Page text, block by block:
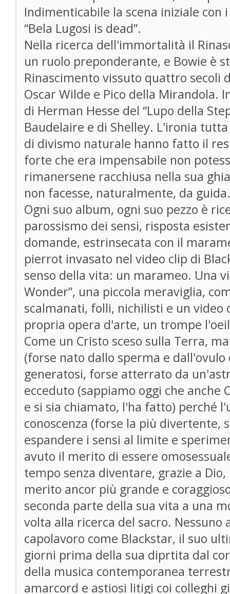
Indimenticabile la scena iniziale con
“Bela Lugosi is dead”.
Nella ricerca dell'immortalità il
un ruolo preponderante, e Bowie è
Rinascimento vissuto quattro secoli
Oscar Wilde e Pico della Mirandola.
di Herman Hesse del “Lupo della
Baudelaire e di Shelley. L'ironia
di divismo naturale hanno fatto il
forte che era impensabile non
rimanersene racchiusa nella sua
non facesse, naturalmente, da guida.
Ogni suo album, ogni suo pezzo è
parossismo dei sensi, risposta
domande, estrinsecata con il
pierrot invasato nel video clip di
senso della vita: un marameo. Una
Wonder”, una piccola meraviglia,
scalmanati, folli, nichilisti e un video
propria opera d'arte, un trompe
Come un Cristo sceso sulla Terra,
(forse nato dallo sperma e
generatosi, forse atterrato da
ecceduto (sappiamo oggi che anche
e si sia chiamato, l'ha fatto) perché
conoscenza (forse la più divertente,
espandere i sensi al limite e
avuto il merito di essere
tempo senza diventare, grazie a
merito ancor più grande e
seconda parte della sua vita a una
volta alla ricerca del sacro. Nessuno
capolavoro come Blackstar, il suo
giorni prima della sua diprtita dal
della musica contemporanea
amarcord e astiosi litigi coi colleghi